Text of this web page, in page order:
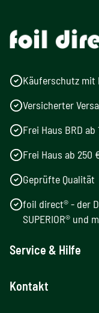
Käuferschutz mit
Versicherter
Frei Haus BRD ab
Frei Haus ab 250
Geprüfte Qualität
foil direct® - der
SUPERIOR® und
Service & Hilfe
Kontakt